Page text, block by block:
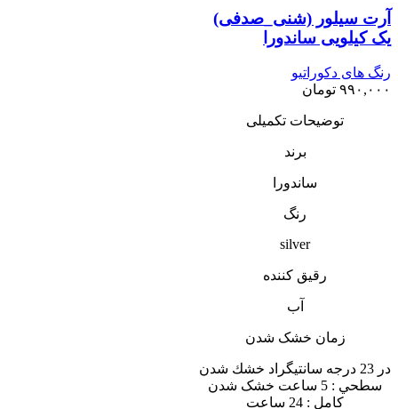
آرت سیلور (شنی_صدفی)
یک کیلویی ساندورا
رنگ های دکوراتیو
۹۹۰,۰۰۰ تومان
توضیحات تکمیلی
برند
ساندورا
رنگ
silver
رقیق کننده
آب
زمان خشک شدن
در 23 درجه سانتيگراد خشك شدن
سطحي : 5 ساعت خشک شدن
کامل : 24 ساعت